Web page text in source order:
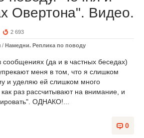
Овертона". Видео.
2 693
/ Намедни. Реплика по поводу
сообщениях (да и в частных беседах)
меня в том, что я слишком
и уделяю ей слишком много
раз рассчитывают на внимание, и
ОДНАКО!...
0